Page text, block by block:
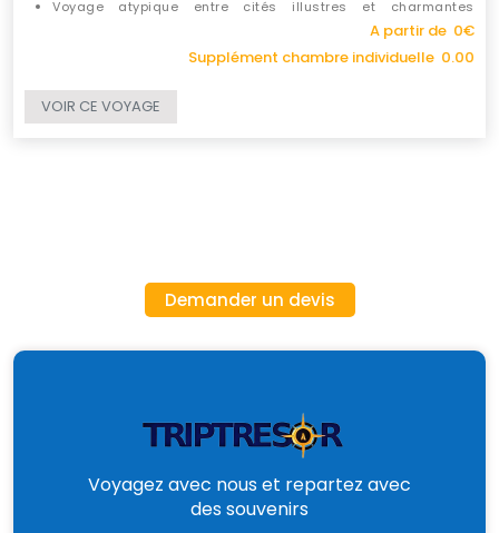
Voyage atypique entre cités illustres et charmantes
A partir de 0€
Supplément chambre individuelle 0.00
VOIR CE VOYAGE
Demander un devis
Voyagez avec nous et repartez avec
des souvenirs